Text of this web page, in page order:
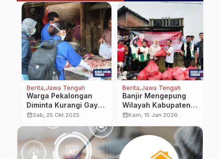
Berita Jawa Tengah
Warga Pekalongan
Diminta Kurangi Gaya
Hidup Konsumtif untuk
calendar_monthSab, 25 Okt 2025
Berita Jawa Tengah
Banjir Mengepung
Wilayah Kabupaten
Pati, Wakil Komisi B
Bantuan Logistik
calendar_monthKam, 15 Jan 2026